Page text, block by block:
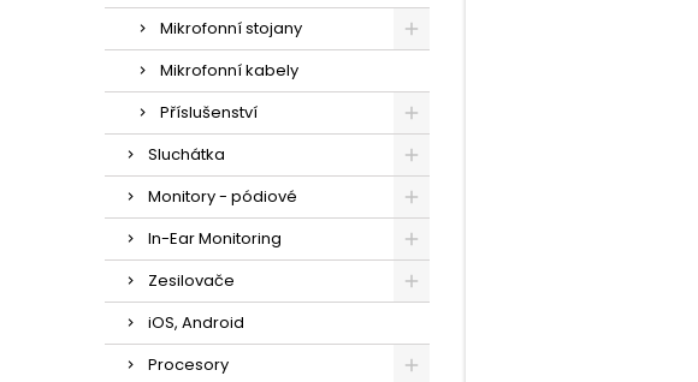
Mikrofonní stojany
Mikrofonní kabely
Příslušenství
Sluchátka
Monitory - pódiové
In-Ear Monitoring
Zesilovače
iOS, Android
Procesory